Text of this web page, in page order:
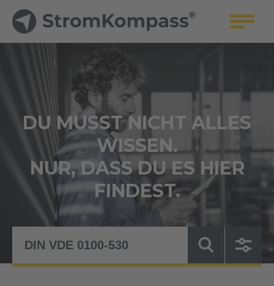
DU MUSST NICHT ALLES
WISSEN.
NUR, DASS DU ES HIER
FINDEST.